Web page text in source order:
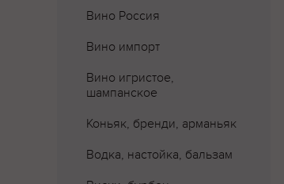
Вино Россия
Вино импорт
Вино игристое,
шампанское
Коньяк, бренди, арманьяк
Водка, настойка, бальзам